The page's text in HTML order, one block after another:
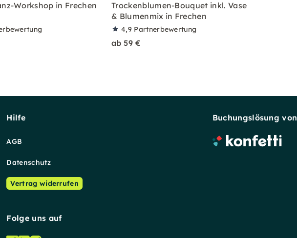
Workshop in Frechen
Trockenblumen-Bouquet inkl. Vase
& Blumenmix in Frechen
4,9 Partnerbewertung
ab 59 €
Hilfe
AGB
Datenschutz
Vertrag widerrufen
Buchungslösung von
Folge uns auf